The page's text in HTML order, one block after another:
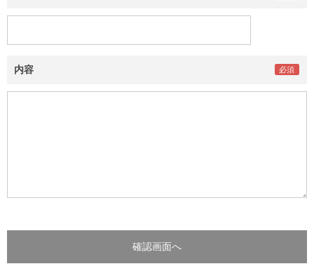
内容